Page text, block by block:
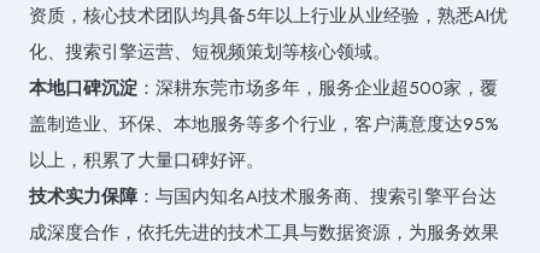
资质，核心技术团队均具备5年以上行业从业经验，熟悉AI优
化、搜索引擎运营、短视频策划等核心领域。
本地口碑沉淀 ：深耕东莞市场多年，服务企业超500家，覆
盖制造业、环保、本地服务等多个行业，客户满意度达95%
以上，积累了大量口碑好评。
技术实力保障 ：与国内知名AI技术服务商、搜索引擎平台达
成深度合作，依托先进的技术工具与数据资源，为服务效果